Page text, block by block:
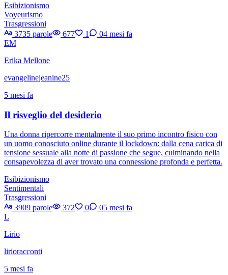
Esibizionismo
Voyeurismo
Trasgressioni
3735 parole
677 1 04 mesi fa
EM
Erika Mellone
evangelinejeanine25
5 mesi fa
Il risveglio del desiderio
Una donna ripercorre mentalmente il suo primo incontro fisico con
un uomo conosciuto online durante il lockdown: dalla cena carica di
tensione sessuale alla notte di passione che segue, culminando nella
consapevolezza di aver trovato una connessione profonda e perfetta.
Esibizionismo
Sentimentali
Trasgressioni
3909 parole
372 0 05 mesi fa
L
Lirio
lirioracconti
5 mesi fa